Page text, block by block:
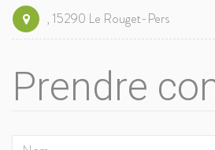
, 15290 Le Rouget-Pers
Prendre